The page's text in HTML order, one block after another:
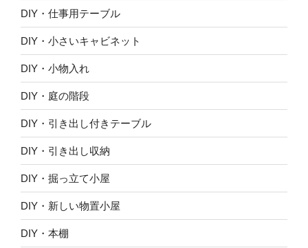
DIY・仕事用テーブル
DIY・小さいキャビネット
DIY・小物入れ
DIY・庭の階段
DIY・引き出し付きテーブル
DIY・引き出し収納
DIY・掘っ立て小屋
DIY・新しい物置小屋
DIY・本棚